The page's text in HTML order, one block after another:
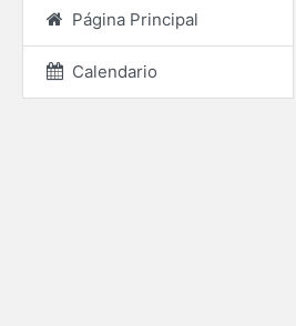
Página Principal
Calendario